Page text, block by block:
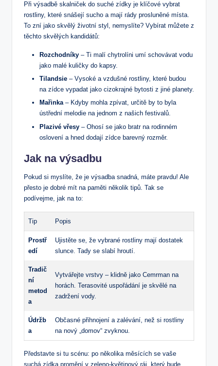
Při výsadbě skalniček do suché zídky je klíčové vybrat
rostliny,⁤ které‍ snášejí sucho a mají rády prosluněné ‌místa.
To zní jako skvělý⁢ životní styl, ‍nemyslíte? ⁣Vybírat můžete z
těchto skvělých kandidátů:
Rozchodníky – Ti malí chytrolíni umí schovávat vodu
jako malé ⁣kuličky do kapsy.
Tilandsie ⁢– Vysoké a⁢ vzdušné rostliny, které budou
na zídce vypadat jako cizokrajné bytosti z jiné planety.
Mařinka– Kdyby mohla zpívat, určitě by to byla
ústřední melodie ​na jednom z našich festivalů.
Plazivé vřesy – Ohosí ⁤se jako​ bratr na rodinném
oslovení​ a hned dodají⁤ zídce barevný rozměr.
Jak na ‌výsadbu
Pokud si myslíte, že je výsadba snadná, máte pravdu! Ale
přesto ⁣je dobré mít⁣ na paměti několik tipů. Tak se⁢
podívejme, jak na to:
Tip Popis
Prostř
edí
Ujistěte se, že vybrané rostliny mají dostatek
slunce. Tady se slabí hroutí.
Tradič
ní
metod
a
Vytvářejte vrstvy – klidně‍ jako ⁤Cemrman na
horách.⁤ Terasovité uspořádání je skvělé na
zadržení vody.
Údržb
a
Občasné přihnojení a zalévání, než si rostliny
na nový „domov“ zvyknou.
Představte si⁤ tu scénu: po několika měsících se ​vaše⁤
suchá zídka promění v zeleno-květinový ráj, který bude